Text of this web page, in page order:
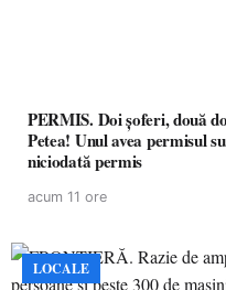
PERMIS. Doi șoferi, două
Petea! Unul avea permisul
niciodată permis
acum 11 ore
LOCALE